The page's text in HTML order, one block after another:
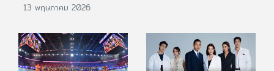
13 พฤษภาคม 2026